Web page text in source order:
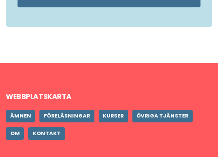
WEBBPLATSKARTA
ÄMNEN FÖRELÄSNINGAR KURSER ÖVRIGA TJÄNSTER
OM KONTAKT